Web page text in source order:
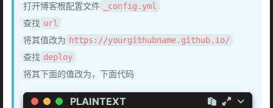
打开博客根配置文件 _config.yml
查找 url
将其值改为 https://yourgithubname.github.io/
查找 deploy
将其下面的值改为，下面代码
PLAINTEXT